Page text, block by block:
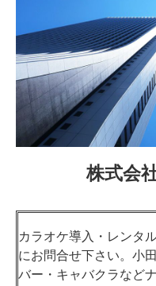
株式会
カラオケ導入・レンタ
にお問合せ下さい。小
バー・キャバクラなど